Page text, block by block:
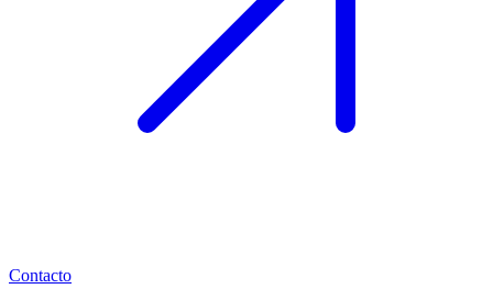
Contacto